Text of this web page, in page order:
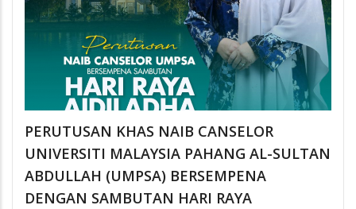
PERUTUSAN KHAS NAIB CANSELOR
UNIVERSITI MALAYSIA PAHANG AL-SULTAN
ABDULLAH (UMPSA) BERSEMPENA
DENGAN SAMBUTAN HARI RAYA